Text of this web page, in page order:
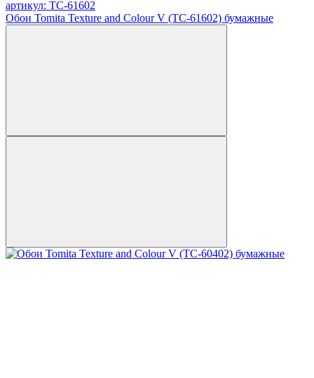
артикул: TC-61602
Обои Tomita Texture and Colour V (TC-61602) бумажные